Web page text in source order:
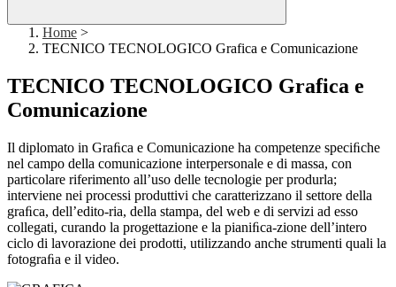
Home >
TECNICO TECNOLOGICO Grafica e Comunicazione
TECNICO TECNOLOGICO Grafica e
Comunicazione
Il diplomato in Graﬁca e Comunicazione ha competenze speciﬁche
nel campo della comunicazione interpersonale e di massa, con
particolare riferimento all’uso delle tecnologie per produrla;
interviene nei processi produttivi che caratterizzano il settore della
graﬁca, dell’edito-ria, della stampa, del web e di servizi ad esso
collegati, curando la progettazione e la pianiﬁca-zione dell’intero
ciclo di lavorazione dei prodotti, utilizzando anche strumenti quali la
fotograﬁa e il video.